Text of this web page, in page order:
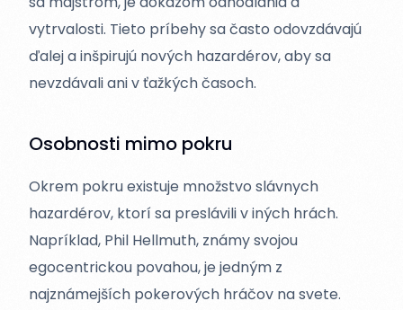
vytrvalosti. Tieto príbehy sa často odovzdávajú
ďalej a inšpirujú nových hazardérov, aby sa
nevzdávali ani v ťažkých časoch.
Osobnosti mimo pokru
Okrem pokru existuje množstvo slávnych
hazardérov, ktorí sa preslávili v iných hrách.
Napríklad, Phil Hellmuth, známy svojou
egocentrickou povahou, je jedným z
najznámejších pokerových hráčov na svete.